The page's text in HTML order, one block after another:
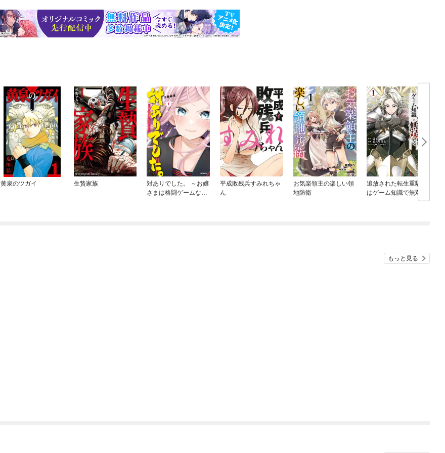
黄泉のツガイ 生贄家族
対ありでした。 ～お嬢
さまは格闘ゲームなん
平成敗残兵すみれちゃ
ん
お気楽領主の楽しい領
地防衛
追放された転生重騎士
はゲーム知識で無双す
もっと見る